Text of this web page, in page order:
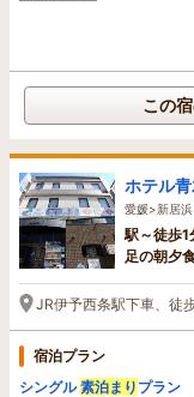
この
ホテル
愛媛>新居
駅～徒歩1
足の朝夕
JR伊予西条駅下車、徒
宿泊プラン
シングル素泊まり プラン